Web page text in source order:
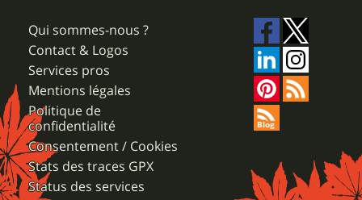
Qui sommes-nous ?
Contact & Logos
Services pros
Mentions légales
Politique de
confidentialité
Consentement / Cookies
Stats des traces GPX
Status des services